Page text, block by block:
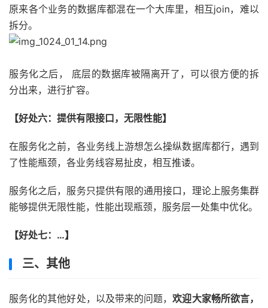
原来各个业务的数据库都混在一个大库里，相互join，难以
拆分。
服务化之后， 底层的数据库被隔离开了，可以很方便的拆
分出来，进行扩容。
【好处六：提供有限接口，无限性能】
在服务化之前，各业务线上游想怎么操纵数据库都行，遇到
了性能瓶颈，各业务线容易扯皮，相互推诿。
服务化之后，服务只提供有限的通用接口，理论上服务集群
能够提供无限性能，性能出现瓶颈，服务层一处集中优化。
【好处七：…】
三、其他
服务化的其他好处，以及带来的问题，欢迎大家畅所欲言，